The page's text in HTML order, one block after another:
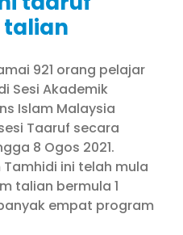
talian
921 orang pelajar
Sesi Akademik
Islam Malaysia
Taaruf secara
8 Ogos 2021.
ini telah mula
talian bermula 1
empat program